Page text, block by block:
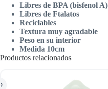
Libres de BPA (bisfenol A)
Libres de Ftalatos
Reciclables
Textura muy agradable
Peso en su interior
Medida 10cm
Productos relacionados